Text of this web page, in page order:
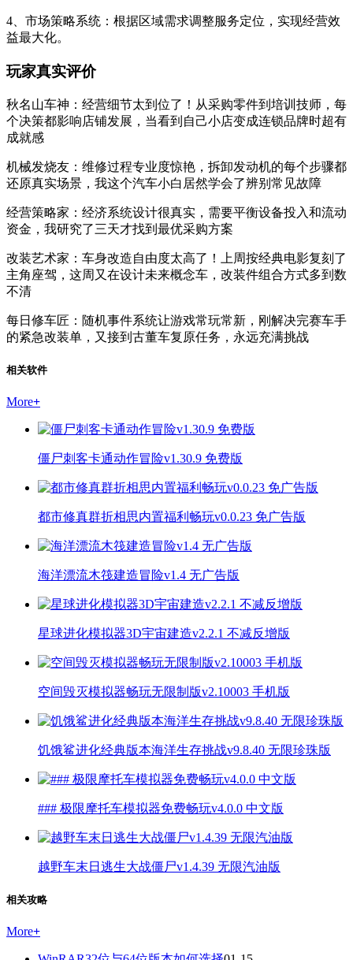
4、市场策略系统：根据区域需求调整服务定位，实现经营效
益最大化。
玩家真实评价
秋名山车神：经营细节太到位了！从采购零件到培训技师，每
个决策都影响店铺发展，当看到自己小店变成连锁品牌时超有
成就感
机械发烧友：维修过程专业度惊艳，拆卸发动机的每个步骤都
还原真实场景，我这个汽车小白居然学会了辨别常见故障
经营策略家：经济系统设计很真实，需要平衡设备投入和流动
资金，我研究了三天才找到最优采购方案
改装艺术家：车身改造自由度太高了！上周按经典电影复刻了
主角座驾，这周又在设计未来概念车，改装件组合方式多到数
不清
每日修车匠：随机事件系统让游戏常玩常新，刚解决完赛车手
的紧急改装单，又接到古董车复原任务，永远充满挑战
相关软件
More+
僵尸刺客卡通动作冒险v1.30.9 免费版
都市修真群折相思内置福利畅玩v0.0.23 免广告版
海洋漂流木筏建造冒险v1.4 无广告版
星球进化模拟器3D宇宙建造v2.2.1 不减反增版
空间毁灭模拟器畅玩无限制版v2.10003 手机版
饥饿鲨进化经典版本海洋生存挑战v9.8.40 无限珍珠版
### 极限摩托车模拟器免费畅玩v4.0.0 中文版
越野车末日逃生大战僵尸v1.4.39 无限汽油版
相关攻略
More+